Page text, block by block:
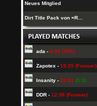
Neues Mitglied
Dirt Title Pack von =R...
ada - 8:28 (TRC)
Zapotex - 15:25 (Funwar)
Insanity - 22:31 (3:3)
DDR - 12:38 (Funwar)